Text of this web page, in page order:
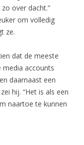
over dacht.”
om volledig
ze.
dat de meeste
media accounts
daarnaast een
hij. “Het is als een
naartoe te kunnen